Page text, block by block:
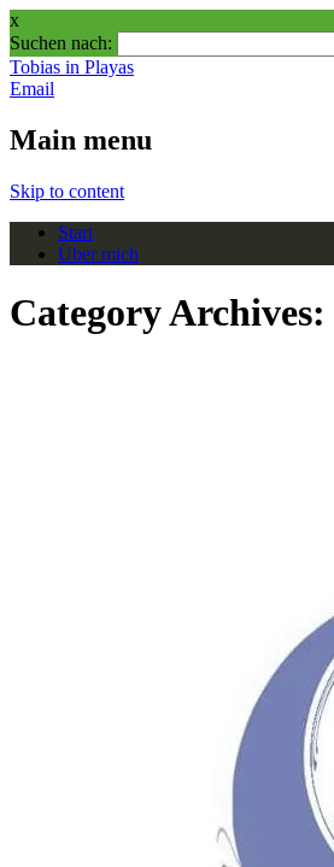
x
Suchen nach:
Tobias in Playas
Email
Main menu
Skip to content
Start
Über mich
Category Archives: